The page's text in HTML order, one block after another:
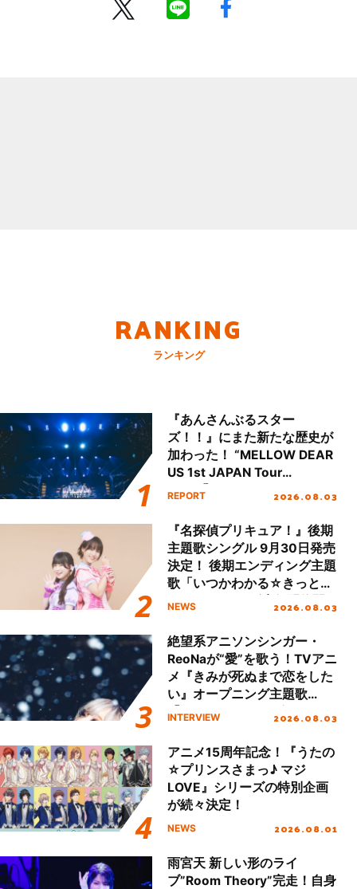
RANKING
ランキング
『あんさんぶるスター
ズ！！』にまた新たな歴史が
加わった！ “MELLOW DEAR
US 1st JAPAN Tour
Final「NICE to meet YOU
ート!!
REPORT 2026.08.03
『名探偵プリキュア！』後期
主題歌シングル 9月30日発売
決定！ 後期エンディング主題
歌「いつかわかる☆きっとあ
える」TVサイズ先行配信開
NEWS 2026.08.03
絶望系アニソンシンガー・
ReoNaが“愛”を歌う！TVアニ
メ『きみが死ぬまで恋をした
い』オープニング主題歌
「Amore」インタビュー
INTERVIEW 2026.08.03
アニメ15周年記念！『うたの
☆プリンスさまっ♪ マジ
LOVE』シリーズの特別企画
が続々決定！
NEWS 2026.08.01
雨宮天 新しい形のライ
ブ”Room Theory”完走！自身